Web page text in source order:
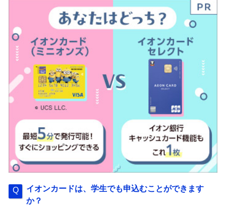
イオンカードは、学生でも申込むことができます
か？